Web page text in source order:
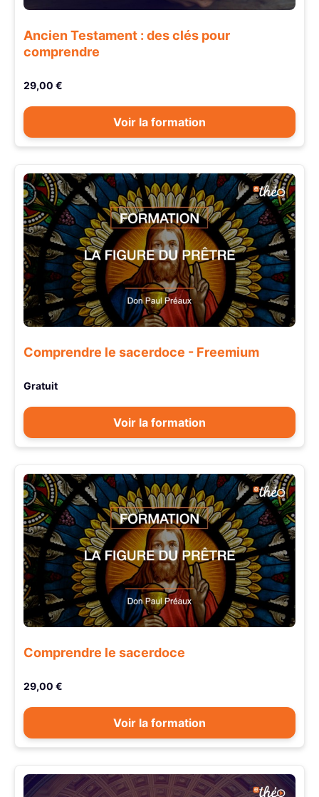
Ancien Testament : des clés pour
comprendre
29,00 €
Voir la formation
Comprendre le sacerdoce - Freemium
Gratuit
Voir la formation
Comprendre le sacerdoce
29,00 €
Voir la formation